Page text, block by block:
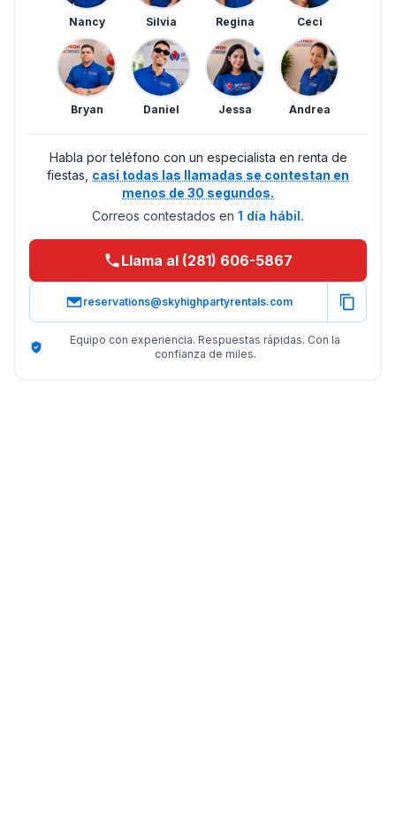
Nancy Silvia Regina Ceci
Bryan Daniel Jessa Andrea
Habla por teléfono con un especialista en renta de
fiestas, casi todas las llamadas se contestan en
menos de 30 segundos.
Correos contestados en 1 día hábil.
Llama al (281) 606-5867
reservations@skyhighpartyrentals.com
Equipo con experiencia. Respuestas rápidas. Con la
confianza de miles.